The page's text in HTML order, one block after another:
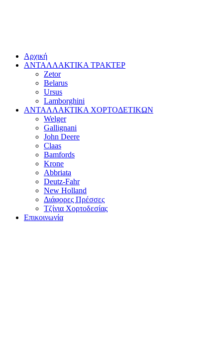
Αρχική
ΑΝΤΑΛΛΑΚΤΙΚΑ ΤΡΑΚΤΕΡ
Zetor
Belarus
Ursus
Lamborghini
ΑΝΤΑΛΛΑΚΤΙΚΑ ΧΟΡΤΟΔΕΤΙΚΩΝ
Welger
Gallignani
John Deere
Claas
Bamfords
Krone
Abbriata
Deutz-Fahr
New Holland
Διάφορες Πρέσσες
Τζίνια Χορτοδεσίας
Επικοινωνία